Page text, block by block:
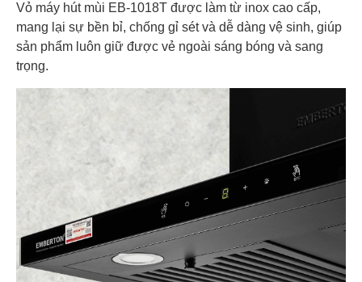
Vỏ máy hút mùi EB-1018T được làm từ inox cao cấp,
mang lại sự bền bỉ, chống gỉ sét và dễ dàng vệ sinh, giúp
sản phẩm luôn giữ được vẻ ngoài sáng bóng và sang
trọng.